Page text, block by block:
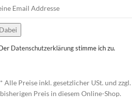
Datenschutzerklärungstimme ich zu.
* Alle Preise inkl. gesetzlicher USt. und zzgl.
bisherigen Preis in diesem Online-Shop.